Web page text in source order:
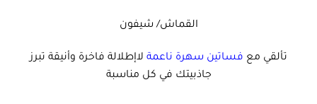
القماش/ شيفون
تألقي مع فساتين سهرة ناعمة لاإطلالة فاخرة وأنيقة تبرز
جاذبيتك في كل مناسبة